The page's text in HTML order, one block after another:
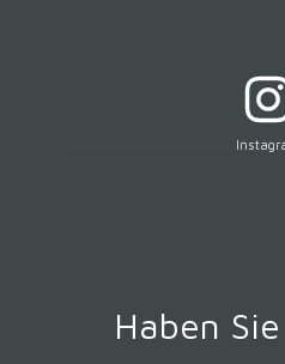
Haben